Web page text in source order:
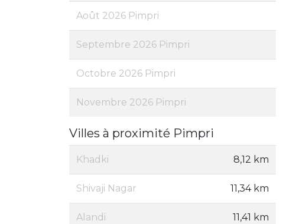
Août 2026 Pimpri
Septembre 2026 Pimpri
Octobre 2026 Pimpri
Novembre 2026 Pimpri
Villes à proximité Pimpri
Khadki 8,12 km
Shivaji Nagar 11,34 km
Alandi 11,41 km